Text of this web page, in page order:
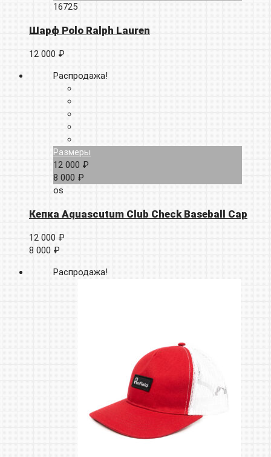
16725
Шарф Polo Ralph Lauren
12 000 ₽
Распродажа!
Размеры
12 000 ₽
8 000 ₽
os
Кепка Aquascutum Club Check Baseball Cap
12 000 ₽
8 000 ₽
Распродажа!